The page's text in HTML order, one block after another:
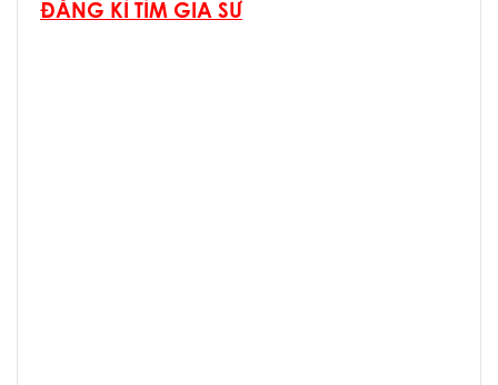
ĐĂNG KÍ TÌM GIA SƯ